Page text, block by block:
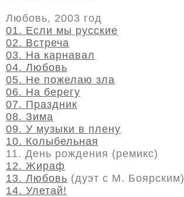
Любовь, 2003 год
01. Если мы русские
02. Встреча
03. На карнавал
04. Любовь
05. Не пожелаю зла
06. На берегу
07. Праздник
08. Зима
09. У музыки в плену
10. Колыбельная
11. День рождения (ремикс)
12. Жираф
13. Любовь (дуэт с М. Боярским)
14. Улетай!